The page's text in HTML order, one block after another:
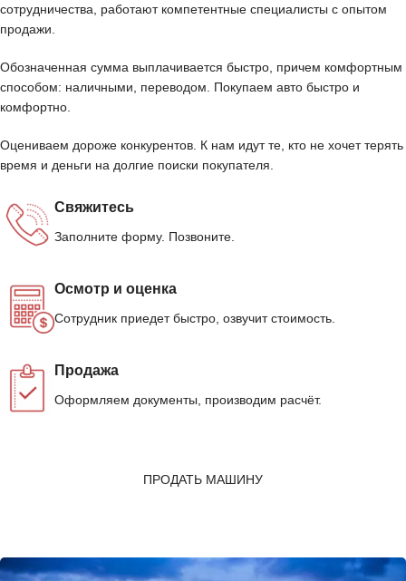
сотрудничества, работают компетентные специалисты с опытом
продажи.
Обозначенная сумма выплачивается быстро, причем комфортным
способом: наличными, переводом. Покупаем авто быстро и
комфортно.
Оцениваем дороже конкурентов. К нам идут те, кто не хочет терять
время и деньги на долгие поиски покупателя.
Свяжитесь
Заполните форму. Позвоните.
Осмотр и оценка
Сотрудник приедет быстро, озвучит стоимость.
Продажа
Оформляем документы, производим расчёт.
ПРОДАТЬ МАШИНУ